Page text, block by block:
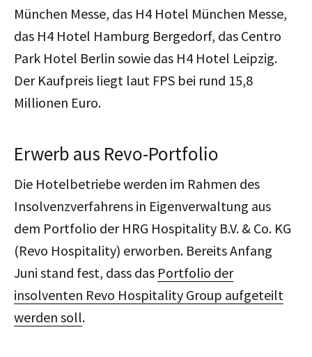
München Messe, das H4 Hotel München Messe,
das H4 Hotel Hamburg Bergedorf, das Centro
Park Hotel Berlin sowie das H4 Hotel Leipzig.
Der Kaufpreis liegt laut FPS bei rund 15,8
Millionen Euro.
Erwerb aus Revo-Portfolio
Die Hotelbetriebe werden im Rahmen des
Insolvenzverfahrens in Eigenverwaltung aus
dem Portfolio der HRG Hospitality B.V. & Co. KG
(Revo Hospitality) erworben. Bereits Anfang
Juni stand fest, dass das Portfolio der
insolventen Revo Hospitality Group aufgeteilt
werden soll.